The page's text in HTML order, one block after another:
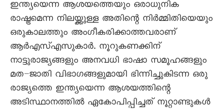
ഇന്ത്യയെന്ന ആശയത്തെയും ഒരാധുനിക
രാഷ്ട്രമെന്ന നിലയ്ക്കുള്ള അതിന്റെ നിർമ്മിതിയെയും
ഒരുകാലത്തും അംഗീകരിക്കാത്തവരാണ്
ആർഎസ്എസുകാർ. നൂറുകണക്കിന്
നാട്ടുരാജ്യങ്ങളും അനവധി ഭാഷാ സമൂഹങ്ങളും
മത–ജാതി വിഭാഗങ്ങളുമായി ഭിന്നിച്ചുകിടന്ന ഒരു
രാജ്യത്തെ ഇന്ത്യയെന്ന ആശയത്തിന്റെ
അടിസ്ഥാനത്തിൽ ഏകോപിപ്പിച്ചത് നൂറ്റാണ്ടുകൾ